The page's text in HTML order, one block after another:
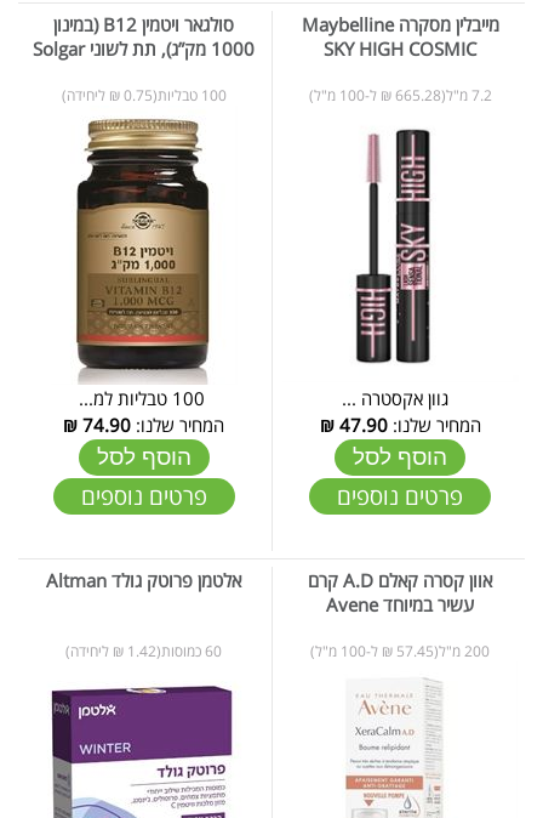
מייבלין מסקרה Maybelline
SKY HIGH COSMIC
7.2 מ"ל(665.28 ₪ ל-100 מ"ל)
גוון אקסטרה ...
המחיר שלנו:47.90
₪
הוסף לסל
פרטים נוספים
סולגאר ויטמין B12 (במינון
1000 מק”ג), תת לשוני Solgar
100 טבליות(0.75 ₪ ליחידה)
המחיר שלנו: 74.90
₪
הוסף לסל
פרטים נוספים
אוון קסרה קאלם A.D קרם
עשיר במיוחד Avene
200 מ"ל(57.45 ₪ ל-100 מ"ל)
אלטמן פרוטק גולד Altman
60 כמוסות(1.42 ₪ ליחידה)